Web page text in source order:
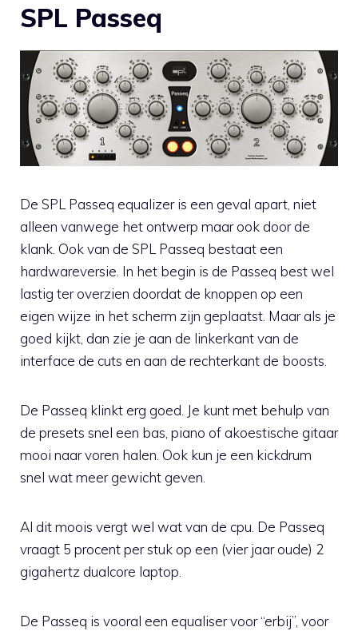
SPL Passeq
De SPL Passeq equalizer is een geval apart, niet
alleen vanwege het ontwerp maar ook door de
klank. Ook van de SPL Passeq bestaat een
hardwareversie. In het begin is de Passeq best wel
lastig ter overzien doordat de knoppen op een
eigen wijze in het scherm zijn geplaatst. Maar als je
goed kijkt, dan zie je aan de linkerkant van de
interface de cuts en aan de rechterkant de boosts.
De Passeq klinkt erg goed. Je kunt met behulp van
de presets snel een bas, piano of akoestische gitaar
mooi naar voren halen. Ook kun je een kickdrum
snel wat meer gewicht geven.
Al dit moois vergt wel wat van de cpu. De Passeq
vraagt 5 procent per stuk op een (vier jaar oude) 2
gigahertz dualcore laptop.
De Passeq is vooral een equaliser voor “erbij”, voor